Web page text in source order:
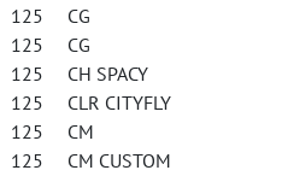
125 CG
125 CG
CH SPACY
CLR CITYFLY
125 CM
CM CUSTOM